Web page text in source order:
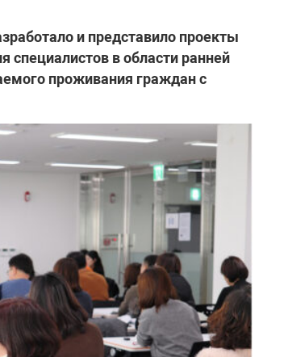
и представило проекты
в области ранней
проживания граждан с